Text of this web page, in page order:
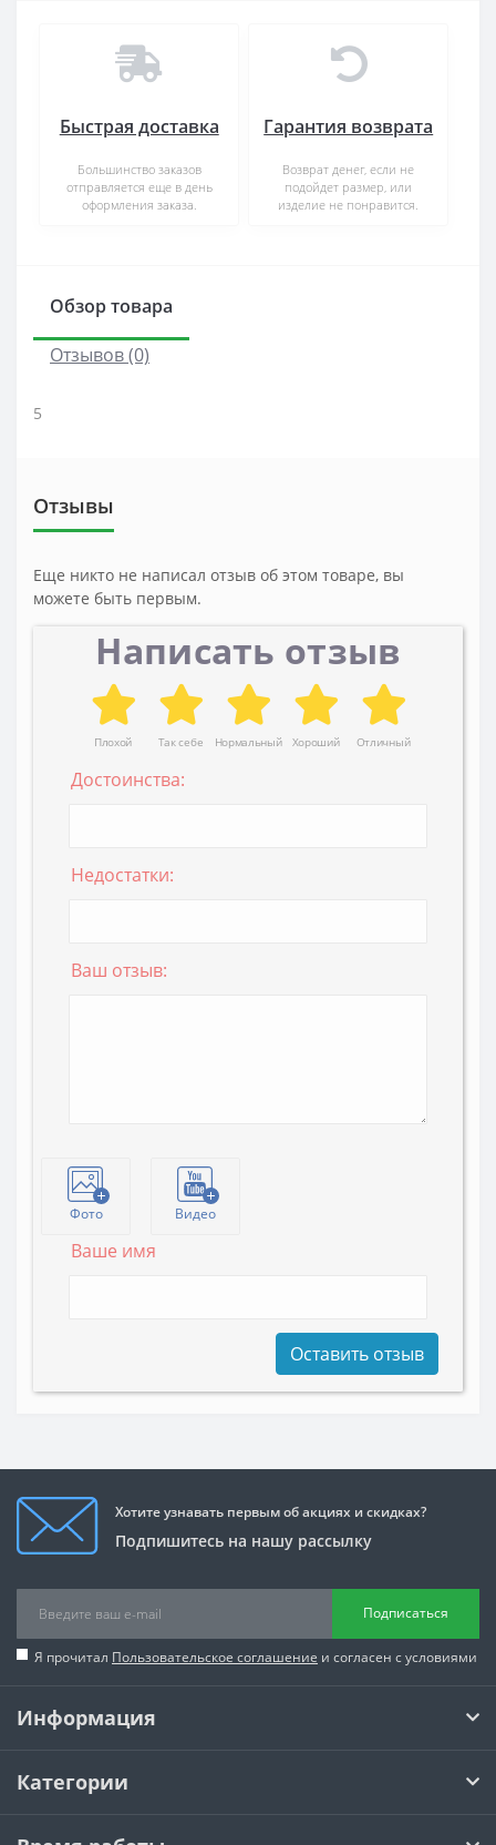
Быстрая доставка
Большинство заказов
отправляется еще в день
оформления заказа.
Гарантия возврата
Возврат денег, если не
подойдет размер, или
изделие не понравится.
Обзор товара
Отзывов (0)
5
Отзывы
Еще никто не написал отзыв об этом товаре, вы
можете быть первым.
Написать отзыв
Плохой Так себе Нормальный Хороший Отличный
Достоинства:
Недостатки:
Ваш отзыв:
Фото Видео
Ваше имя
Оставить отзыв
Хотите узнавать первым об акциях и скидках?
Подпишитесь на нашу рассылку
Подписаться
Я прочитал Пользовательское соглашение и согласен с условиями
Информация
Категории